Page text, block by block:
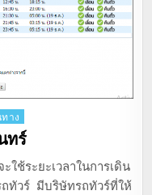
าง
ทร์
ใช้ระยะเวลาในการเดิน
ทัวร์ มีบริษัทรถทัวร์ที่ให้